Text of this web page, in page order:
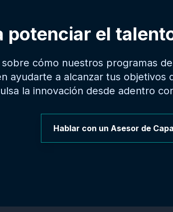
potenciar el
cómo nuestros programas
ayudarte a alcanzar tus objetivos
la innovación desde adentro
Hablar con un Asesor de